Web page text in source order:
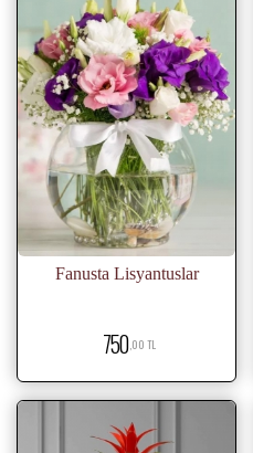
Fanusta Lisyantuslar
750,00 TL